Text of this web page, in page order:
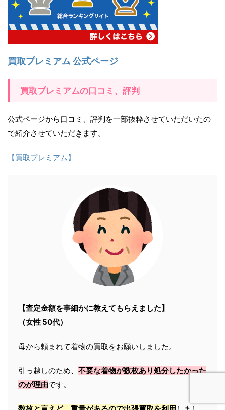
買取プレミアム 公式ページ
買取プレミアムの口コミ、評判
公式ページから口コミ、評判を一部抜粋させていただいたの
で紹介させていただきます。
【買取プレミアム】
【査定金額を事細かに教えてもらえました】
（女性 50代）
母から頼まれて着物の買取をお願いしました。
引っ越しのため、 不要な着物が数枚あり処分したかった
のが理由です。